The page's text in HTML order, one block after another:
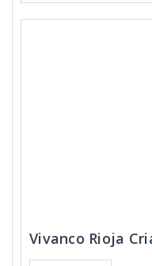
Vivanco Rioja